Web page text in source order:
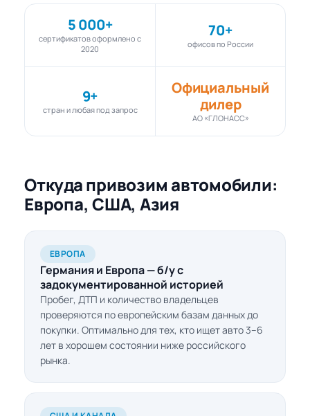
5 000+
сертификатов оформлено с
2020
70+
офисов по России
9+
стран и любая под запрос
Официальный
дилер
АО «ГЛОНАСС»
Откуда привозим автомобили:
Европа, США, Азия
ЕВРОПА
Германия и Европа — б/у с
задокументированной историей
Пробег, ДТП и количество владельцев
проверяются по европейским базам данных до
покупки. Оптимально для тех, кто ищет авто 3–6
лет в хорошем состоянии ниже российского
рынка.